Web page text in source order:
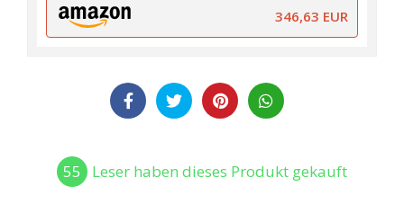
346,63 EUR
55 Leser haben dieses Produkt gekauft